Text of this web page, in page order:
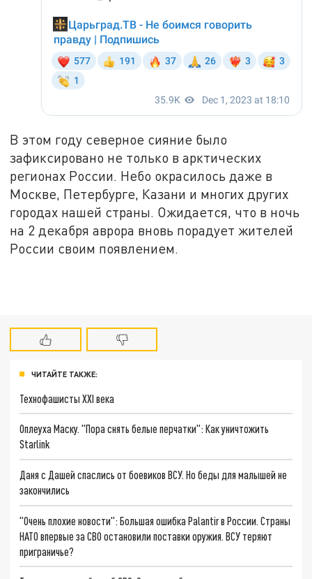
В этом году северное сияние было
зафиксировано не только в арктических
регионах России. Небо окрасилось даже в
Москве, Петербурге, Казани и многих других
городах нашей страны. Ожидается, что в ночь
на 2 декабря аврора вновь порадует жителей
России своим появлением.
ЧИТАЙТЕ ТАКЖЕ:
Технофашисты XXI века
Оплеуха Маску. "Пора снять белые перчатки": Как уничтожить
Starlink
Даня с Дашей спаслись от боевиков ВСУ. Но беды для малышей не
закончились
"Очень плохие новости": Большая ошибка Palantir в России. Страны
НАТО впервые за СВО остановили поставки оружия. ВСУ теряют
приграничье?